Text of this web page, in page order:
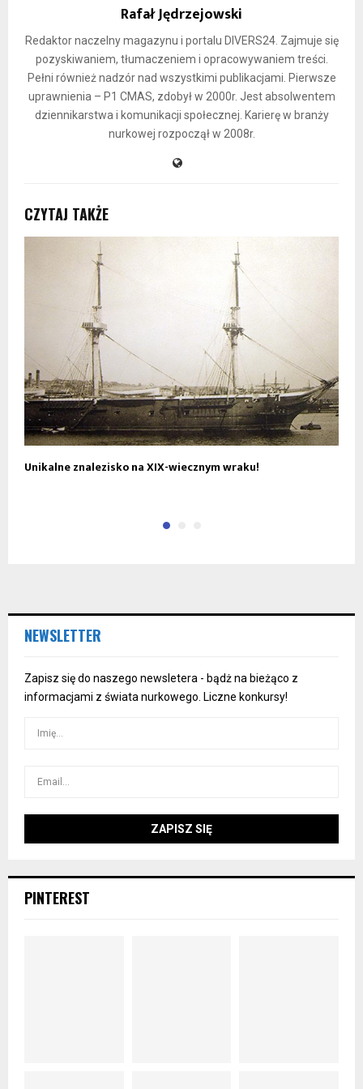
Rafał Jędrzejowski
Redaktor naczelny magazynu i portalu DIVERS24. Zajmuje się
pozyskiwaniem, tłumaczeniem i opracowywaniem treści.
Pełni również nadzór nad wszystkimi publikacjami. Pierwsze
uprawnienia – P1 CMAS, zdobył w 2000r. Jest absolwentem
dziennikarstwa i komunikacji społecznej. Karierę w branży
nurkowej rozpoczął w 2008r.
CZYTAJ TAKŻE
Unikalne znalezisko na XIX-wiecznym wraku!
NEWSLETTER
Zapisz się do naszego newsletera - bądż na bieżąco z
informacjami z świata nurkowego. Liczne konkursy!
PINTEREST